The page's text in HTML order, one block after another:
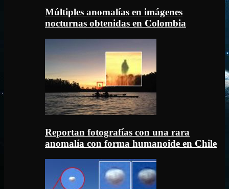
Múltiples anomalías en imágenes
nocturnas obtenidas en Colombia
Reportan fotografías con una rara
anomalía con forma humanoide en Chile